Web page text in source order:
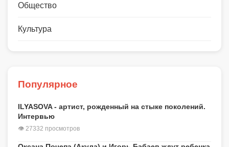
Общество
Культура
Популярное
ILYASOVA - артист, рожденный на стыке поколений.
Интервью
👁 27332 просмотров